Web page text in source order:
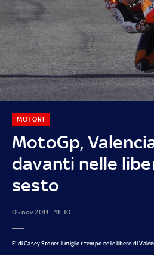
MotoGp,
davanti nelle
sesto
MOTORI
05 nov 2011 - 11:30
E' di Casey Stoner il miglior tempo nelle libere di